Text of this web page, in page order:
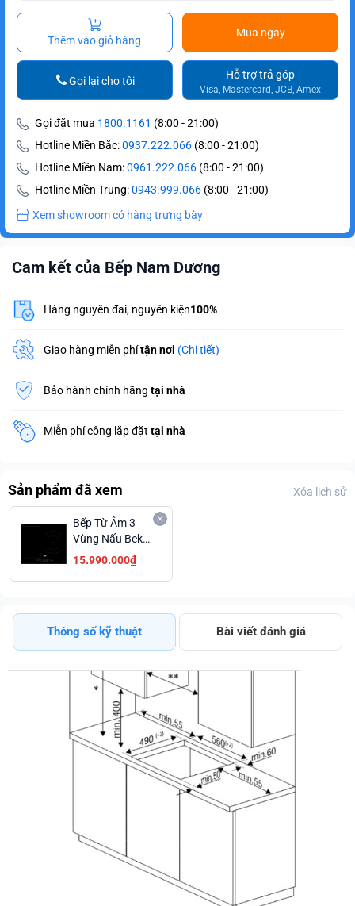
Thêm vào giỏ hàng
Mua ngay
Hỗ trợ trả góp
Visa, Mastercard, JCB, Amex
Gọi lại cho tôi
Gọi đặt mua 1800.1161 (8:00 - 21:00)
Hotline Miền Bắc:0937.222.066 (8:00 - 21:00)
Hotline Miền Nam:0961.222.066 (8:00 - 21:00)
Hotline Miền Trung:0943.999.066 (8:00 - 21:00)
Xem showroom có hàng trưng bày
Cam kết của Bếp Nam Dương
Hàng nguyên đai, nguyên kiện100%
Giao hàng miễn phítận nơi (Chi tiết)
Bảo hành chính hãng tại nhà
Miễn phí công lắp đặt tại nhà
Sản phẩm đã xem Xóa lịch sử
Bếp Từ Âm 3
Vùng Nấu Beko
HII 63200 FHT
15.990.000₫
Thông số kỹ thuật Bài viết đánh giá